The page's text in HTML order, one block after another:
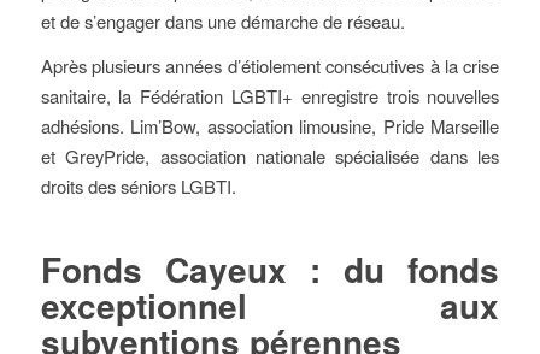
et de s’engager dans une démarche de réseau.
Après plusieurs années d’étiolement consécutives à la crise
sanitaire, la Fédération LGBTI+ enregistre trois nouvelles
adhésions. Lim’Bow, association limousine, Pride Marseille
et GreyPride, association nationale spécialisée dans les
droits des séniors LGBTI.
Fonds Cayeux : du fonds
exceptionnel aux
subventions pérennes